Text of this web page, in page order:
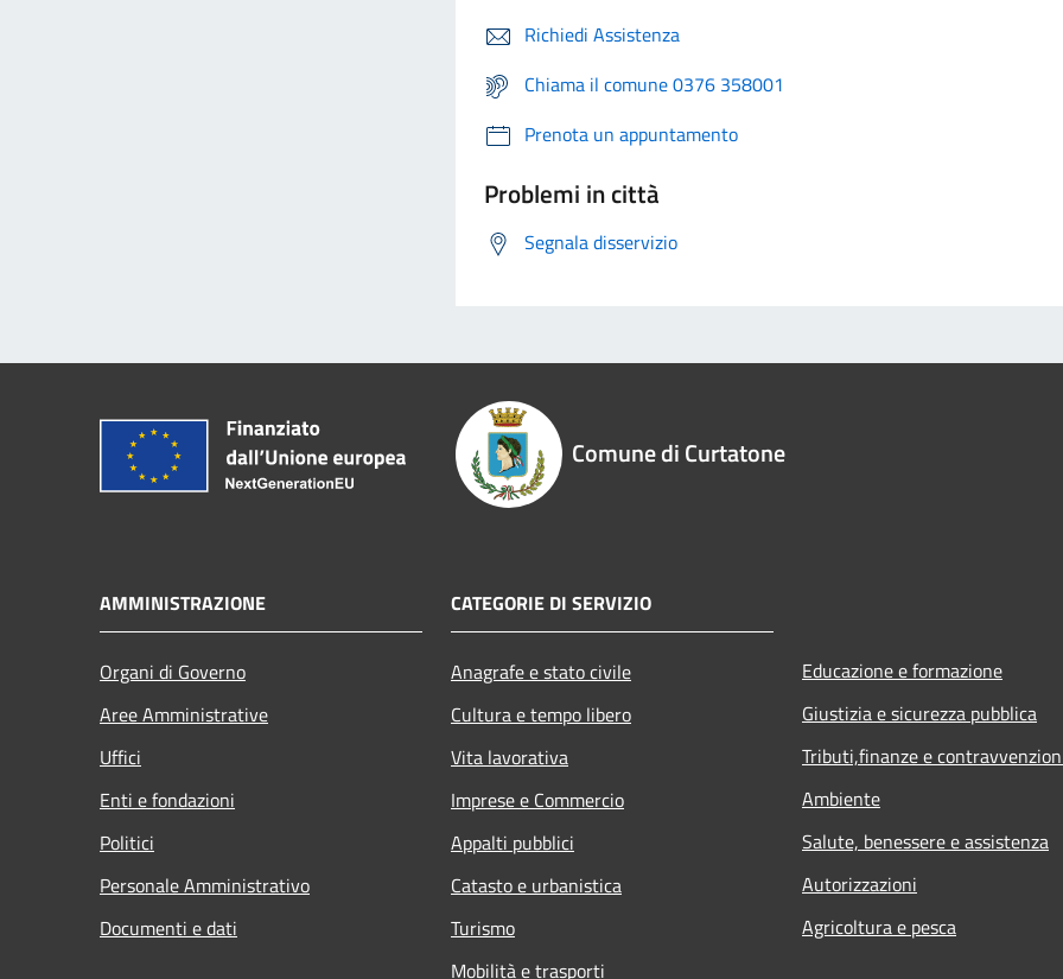
Richiedi Assistenza
Chiama il comune 0376 358001
Prenota un appuntamento
Problemi in città
Segnala disservizio
Comune di Curtatone
AMMINISTRAZIONE
Organi di Governo
Aree Amministrative
Uffici
Enti e fondazioni
Politici
Personale Amministrativo
Documenti e dati
CATEGORIE DI SERVIZIO
Anagrafe e stato civile
Cultura e tempo libero
Vita lavorativa
Imprese e Commercio
Appalti pubblici
Catasto e urbanistica
Turismo
Mobilità e trasporti
Educazione e formazione
Giustizia e sicurezza pubblica
Tributi,finanze e
Ambiente
Salute, benessere e assistenza
Autorizzazioni
Agricoltura e pesca